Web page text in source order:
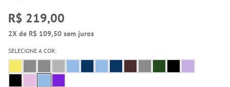
R$ 219,00
2X de R$ 109,50 sem juros
SELECIONE A COR: